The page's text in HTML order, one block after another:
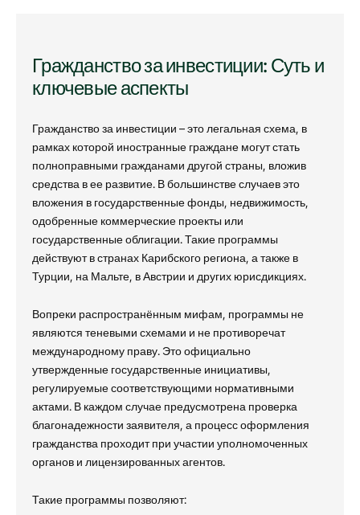
Гражданство за инвестиции: Суть и
ключевые аспекты
Гражданство за инвестиции – это легальная схема, в
рамках которой иностранные граждане могут стать
полноправными гражданами другой страны, вложив
средства в ее развитие. В большинстве случаев это
вложения в государственные фонды, недвижимость,
одобренные коммерческие проекты или
государственные облигации. Такие программы
действуют в странах Карибского региона, а также в
Турции, на Мальте, в Австрии и других юрисдикциях.
Вопреки распространённым мифам, программы не
являются теневыми схемами и не противоречат
международному праву. Это официально
утвержденные государственные инициативы,
регулируемые соответствующими нормативными
актами. В каждом случае предусмотрена проверка
благонадежности заявителя, а процесс оформления
гражданства проходит при участии уполномоченных
органов и лицензированных агентов.
Такие программы позволяют: